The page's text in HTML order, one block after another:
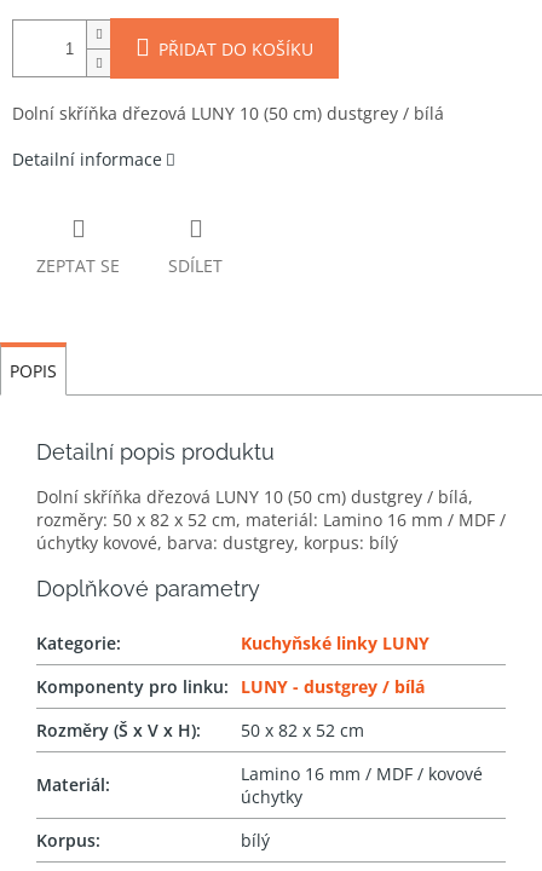
PŘIDAT DO KOŠÍKU
Dolní skříňka dřezová LUNY 10 (50 cm) dustgrey / bílá
Detailní informace
ZEPTAT SE SDÍLET
POPIS
Detailní popis produktu
Dolní skříňka dřezová LUNY 10 (50 cm) dustgrey / bílá,
rozměry: 50 x 82 x 52 cm, materiál: Lamino 16 mm / MDF /
úchytky kovové, barva: dustgrey, korpus: bílý
Doplňkové parametry
Kategorie:
Kuchyňské linky LUNY
Komponenty pro linku:
LUNY - dustgrey / bílá
Rozměry (Š x V x H): 50 x 82 x 52 cm
Materiál:
Lamino 16 mm / MDF / kovové
úchytky
Korpus:
bílý